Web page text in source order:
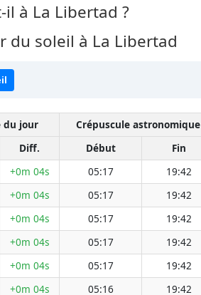
à La Libertad ?
du soleil à La Libertad
du jour Crépuscule astronomique
Diff. Début Fin
+0m 04s 05:17 19:42
+0m 04s 05:17 19:42
+0m 04s 05:17 19:42
+0m 04s 05:17 19:42
+0m 04s 05:17 19:42
+0m 04s 05:16 19:42